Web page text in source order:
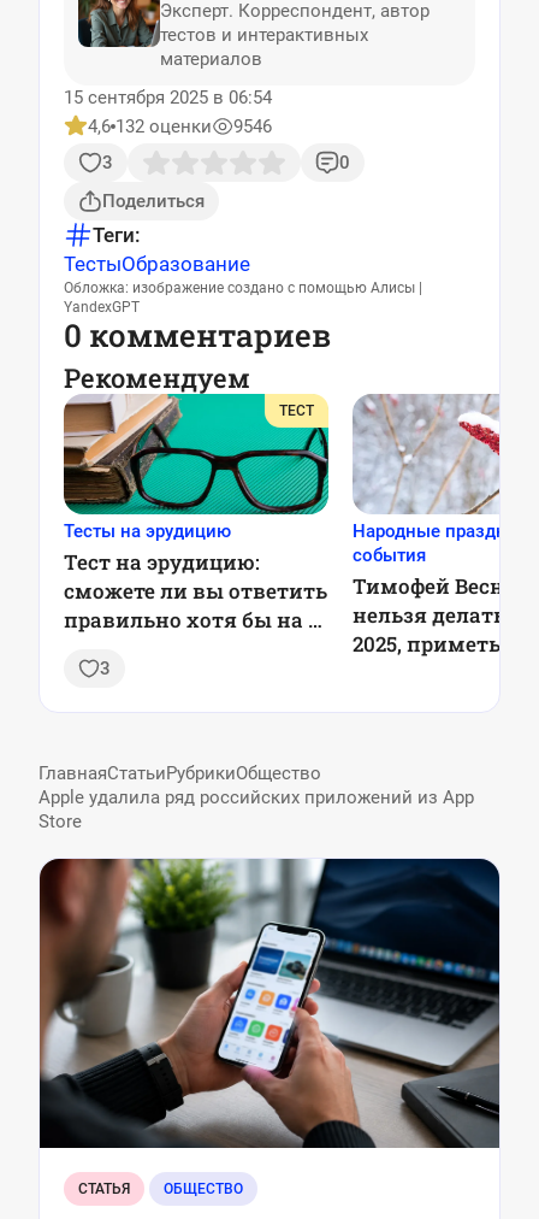
Эксперт. Корреспондент, автор
тестов и интерактивных
материалов
15 сентября 2025 в 06:54
4,6 132 оценки
9546
3
0
Поделиться
Теги:
ТестыОбразование
Обложка: изображение создано с помощью Алисы |
YandexGPT
0 комментариев
Рекомендуем
ТЕСТ
Тесты на эрудицию
Тест на эрудицию:
сможете ли вы ответить
правильно хотя бы на 5
3
Народные
события
Тимофей
нельзя делать 6
2025, приметы
ГлавнаяСтатьиРубрикиОбщество
Apple удалила ряд российских приложений из App
Store
СТАТЬЯ ОБЩЕСТВО